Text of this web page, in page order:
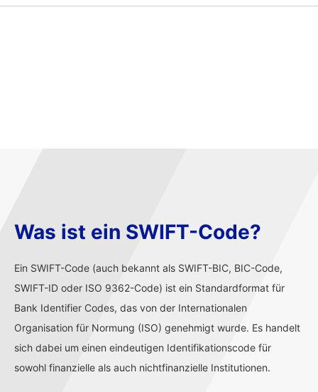
Was ist ein SWIFT-Code?
Ein SWIFT-Code (auch bekannt als SWIFT-BIC, BIC-Code,
SWIFT-ID oder ISO 9362-Code) ist ein Standardformat für
Bank Identifier Codes, das von der Internationalen
Organisation für Normung (ISO) genehmigt wurde. Es handelt
sich dabei um einen eindeutigen Identifikationscode für
sowohl finanzielle als auch nichtfinanzielle Institutionen.